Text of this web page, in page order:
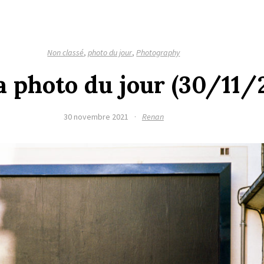
Non classé,photo du jour,Photography
photo du jour (30/11/
30 novembre 2021 · Renan